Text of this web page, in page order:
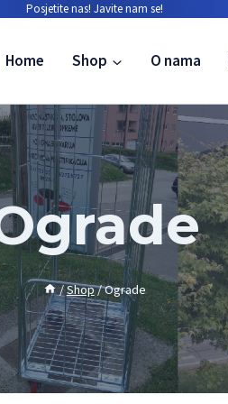
Posjetite nas! Javite nam se!
Home Shop O nama
/Shop/Ograde